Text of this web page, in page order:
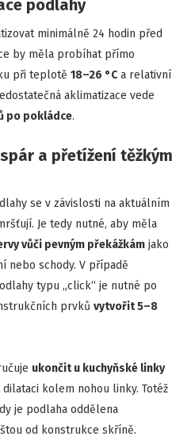
podlahy
minimálně 24 hodin před
by měla probíhat přímo
při teplotě 18–26 °Ca relativní
aklimatizace vede
po pokládce.
a přetížení těžkým
se v závislosti na aktuálním
Je tedy nutné, aby měla
vůči pevným překážkám jako
nebo schody. V případě
typu „click“ je nutné po
prvků vytvořit 5–8
ukončit u kuchyňské linky
kolem nohou linky. Totéž
je podlaha oddělena
od konstrukce skříně.